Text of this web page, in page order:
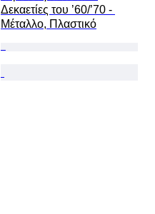
Δεκαετίες του ’60/’70 -
Μέταλλο, Πλαστικό